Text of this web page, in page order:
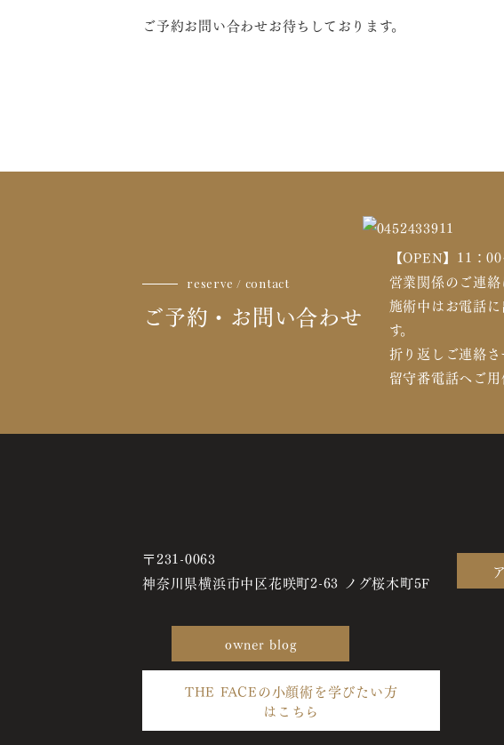
ご予約お問い合わせお待ちしております。
reserve / contact
ご予約・お問い合わせ
【OPEN】11：
営業関係のご連
施術中はお電話
す。
折り返しご連絡さ
留守番電話へご用
〒231-0063
神奈川県横浜市中区花咲町2-63 ノグ桜木町5F
owner blog
THE FACEの小顔術を学びたい方
はこちら